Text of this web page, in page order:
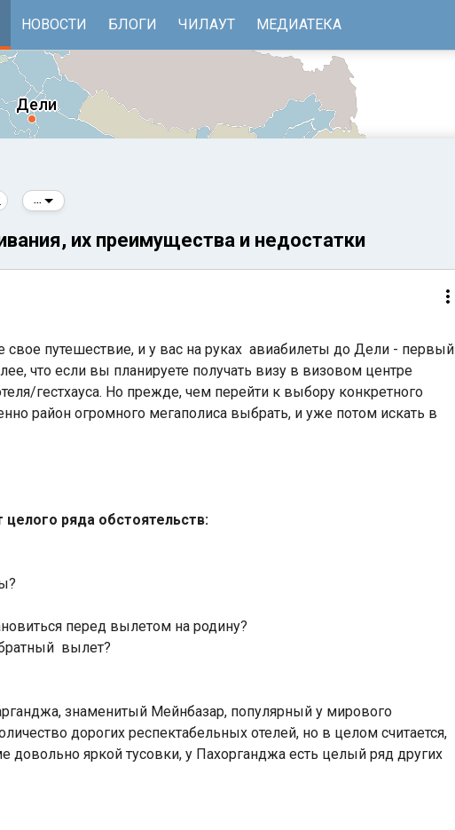
НОВОСТИ БЛОГИ ЧИЛАУТ МЕДИАТЕКА
Бенгальский залив
океан
их преимущества и недостатки
свое путешествие, и у вас на руках авиабилеты до Дели - первый
что если вы планируете получать визу в визовом центре
гестхауса. Но прежде, чем перейти к выбору конкретного
район огромного мегаполиса выбрать, и уже потом искать в
целого ряда обстоятельств:
перед вылетом на родину?
вылет?
знаменитый Мейнбазар, популярный у мирового
дорогих респектабельных отелей, но в целом считается,
довольно яркой тусовки, у Пахорганджа есть целый ряд других